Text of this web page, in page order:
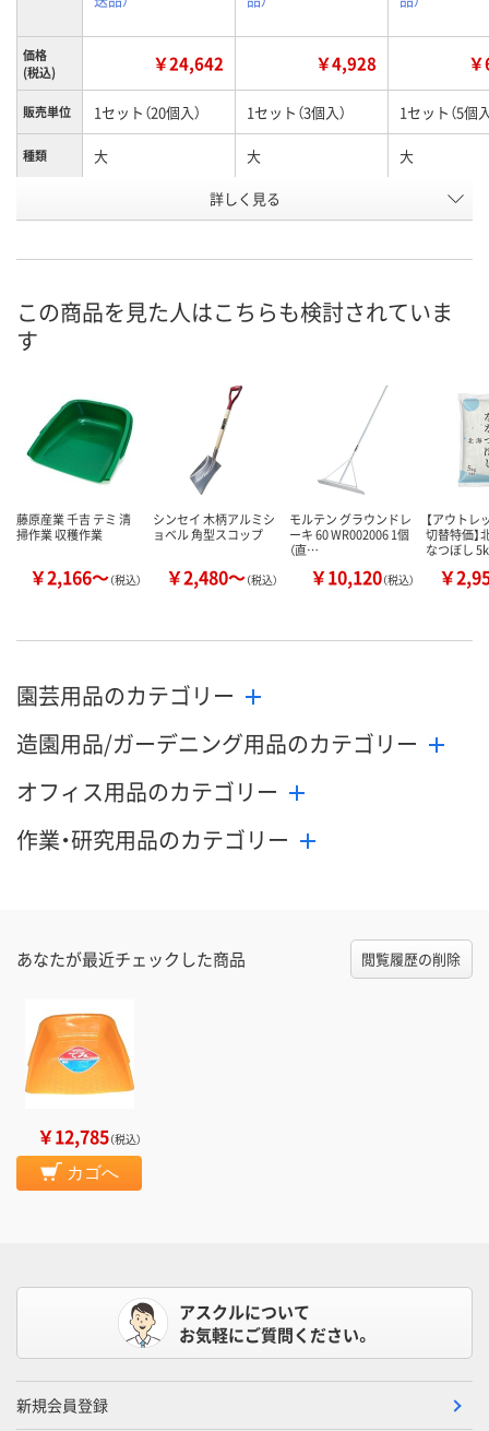
価格
(税込)
￥24,642 ￥4,928
販売単位 1セット（20個入） 1セット（3個入） 1セット（5個
種類 大 大 大
X191751 X191747
8月21日（金）まで
カ
詳しく見る
この商品を見た人はこちらも検討されていま
す
藤原産業 千吉 テミ 清
掃作業 収穫作業
￥2,166～（税込）
シンセイ 木柄アルミシ
ョベル 角型スコップ
￥2,480～（税込）
モルテン グラウンドレ
ーキ 60 WR002006 1個
（直…
￥10,120（税込）
【アウトレ
切替特価】
なつぼし
￥
園芸用品のカテゴリー
造園用品/ガーデニング用品のカテゴリー
オフィス用品のカテゴリー
作業・研究用品のカテゴリー
あなたが最近チェックした商品 閲覧履歴の削除
￥12,785（税込）
カゴへ
アスクルについて
お気軽にご質問ください。
新規会員登録